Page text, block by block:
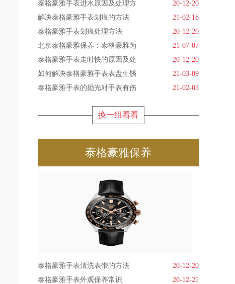
泰格豪雅手表进水原因及处理方
20-12-20
解决泰格豪雅手表划痕的方法
21-02-18
泰格豪雅手表划痕处理方法
20-12-20
北京泰格豪雅保养：泰格豪雅为
21-07-07
泰格豪雅手表走时快的原因及处
20-12-20
如何解决泰格豪雅手表表盘生锈
21-03-09
泰格豪雅手表的抛光对手表有伤
21-02-03
换一组看看
泰格豪雅保养
泰格豪雅手表清洗表带的方法
20-12-20
泰格豪雅手表外观保养常识
20-12-21